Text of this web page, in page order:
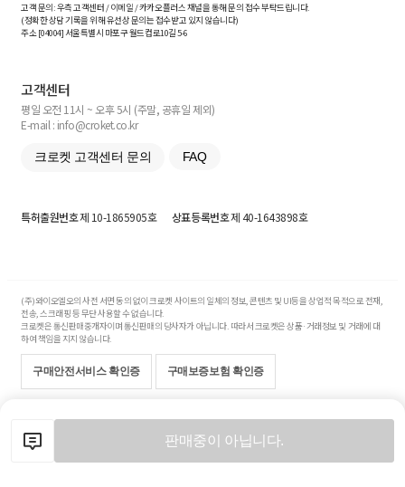
판매중이 아닙니다.
고객 문의: 우측 고객센터 / 이메일 / 카카오플러스 채널을 통해 문의 접수 부탁드립니다.
(정확한 상담 기록을 위해 유선상 문의는 접수받고 있지 않습니다)
주소 [04004] 서울특별시 마포구 월드컵로10길5-6
고객센터
평일 오전 11시 ~ 오후 5시 (주말, 공휴일 제외)
E-mail : info@croket.co.kr
크로켓 고객센터 문의 FAQ
특허출원번호제 10-1865905호 상표등록번호제 40-1643898호
(주)와이오엘오의 사전 서면 동의 없이 크로켓 사이트의 일체의 정보, 콘텐츠 및 UI등을 상업적 목적으로 전재,
전송, 스크래핑 등 무단 사용할 수 없습니다.
크로켓은 통신판매중개자이며 통신판매의 당사자가 아닙니다. 따라서 크로켓은 상품·거래정보 및 거래에 대
하여 책임을 지지 않습니다.
구매안전서비스 확인증 구매보증보험 확인증